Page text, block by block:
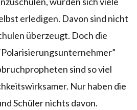
erledigen. Davon sind nicht
überzeugt. Doch die
sind so viel
Nur haben die
Schüler nichts davon.